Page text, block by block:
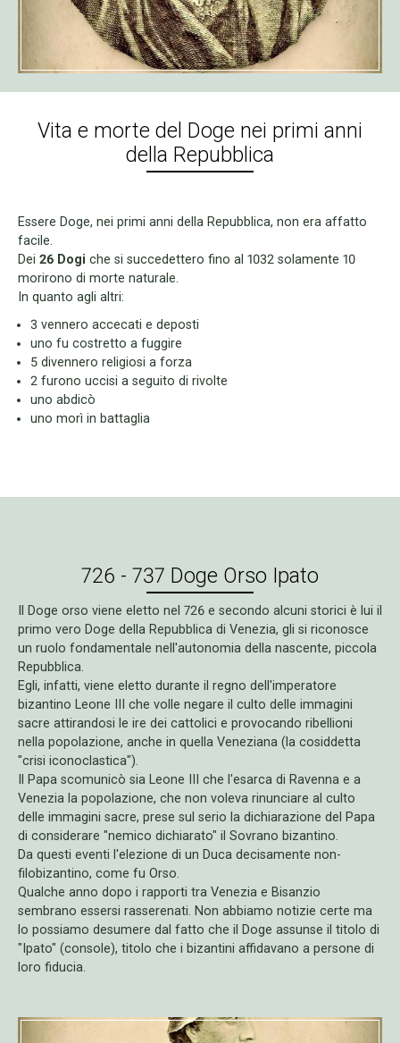
Vita e morte del Doge nei primi anni
della Repubblica
Essere Doge, nei primi anni della Repubblica, non era affatto
facile.
Dei 26 Dogi che si succedettero fino al 1032 solamente 10
morirono di morte naturale.
In quanto agli altri:
3 vennero accecati e deposti
uno fu costretto a fuggire
5 divennero religiosi a forza
2 furono uccisi a seguito di rivolte
uno abdicò
uno morì in battaglia
726 - 737 Doge Orso Ipato
Il Doge orso viene eletto nel 726 e secondo alcuni storici è lui il
primo vero Doge della Repubblica di Venezia, gli si riconosce
un ruolo fondamentale nell'autonomia della nascente, piccola
Repubblica.
Egli, infatti, viene eletto durante il regno dell'imperatore
bizantino Leone III che volle negare il culto delle immagini
sacre attirandosi le ire dei cattolici e provocando ribellioni
nella popolazione, anche in quella Veneziana (la cosiddetta
"crisi iconoclastica").
Il Papa scomunicò sia Leone III che l'esarca di Ravenna e a
Venezia la popolazione, che non voleva rinunciare al culto
delle immagini sacre, prese sul serio la dichiarazione del Papa
di considerare "nemico dichiarato" il Sovrano bizantino.
Da questi eventi l'elezione di un Duca decisamente non-
filobizantino, come fu Orso.
Qualche anno dopo i rapporti tra Venezia e Bisanzio
sembrano essersi rasserenati. Non abbiamo notizie certe ma
lo possiamo desumere dal fatto che il Doge assunse il titolo di
"Ipato" (console), titolo che i bizantini affidavano a persone di
loro fiducia.